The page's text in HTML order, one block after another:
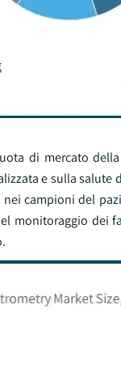
di mercato
e sulla
campioni del
monitoraggio dei